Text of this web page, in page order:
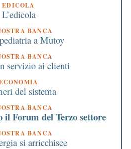
EDICOLA
L’edicola
BANCA
a Mutoy
BANCA
servizio ai clienti
del sistema
BANCA
il Forum del Terzo settore
BANCA
si arricchisce